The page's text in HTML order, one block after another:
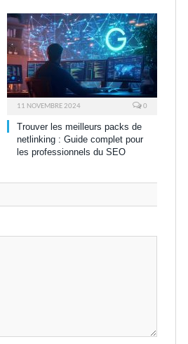
11 NOVEMBRE 2024 0
Trouver les meilleurs packs de
netlinking : Guide complet pour
les professionnels du SEO